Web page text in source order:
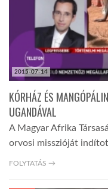
2015-07-14
KÓRHÁZ ÉS
UGANDÁVAL
A Magyar Afrika
orvosi misszióját
FOLYTATÁS →